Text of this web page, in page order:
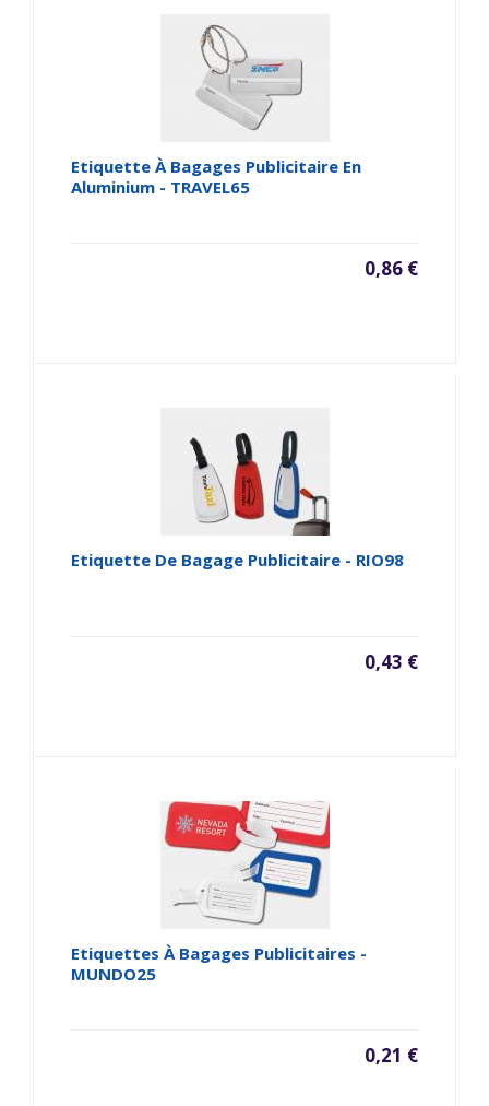
Etiquette À Bagages Publicitaire En
Aluminium - TRAVEL65
0,86 €
Etiquette De Bagage Publicitaire - RIO98
0,43 €
Etiquettes À Bagages Publicitaires -
MUNDO25
0,21 €